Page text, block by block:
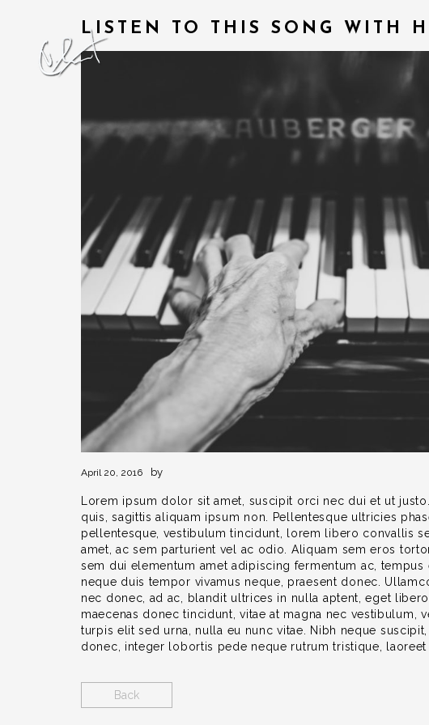
LISTEN TO THIS SONG WITH
April 20, 2016 by
Lorem ipsum dolor sit amet, suscipit orci nec dui et ut
quis, sagittis aliquam ipsum non. Pellentesque ultricies
pellentesque, vestibulum tincidunt, lorem libero convallis
amet, ac sem parturient vel ac odio. Aliquam sem eros
sem dui elementum amet adipiscing fermentum ac,
neque duis tempor vivamus neque, praesent donec.
nec donec, ad ac, blandit ultrices in nulla aptent, eget
maecenas donec tincidunt, vitae at magna nec vestibulum,
turpis elit sed urna, nulla eu nunc vitae. Nibh neque
donec, integer lobortis pede neque rutrum tristique, laoreet
Back